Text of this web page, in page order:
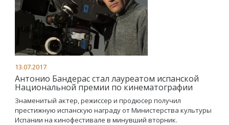
13.07.2017
Антонио Бандерас стал лауреатом испанской
Национальной премии по кинематографии
Знаменитый актер, режиссер и продюсер получил
престижную испанскую награду от Министерства культуры
Испании на кинофестивале в минувший вторник.